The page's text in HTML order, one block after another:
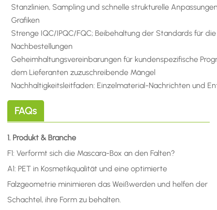
Stanzlinien, Sampling und schnelle strukturelle
Grafiken
Strenge IQC/IPQC/FQC; Beibehaltung der Standards für
Nachbestellungen
Geheimhaltungsvereinbarungen für kundenspezifische
dem Lieferanten zuzuschreibende Mängel
Nachhaltigkeitsleitfaden: Einzelmaterial-Nachrichten und
FAQs
1. Produkt & Branche
F1: Verformt sich die Mascara-Box an den Falten?
A1: PET in Kosmetikqualität und eine optimierte
Falzgeometrie minimieren das Weißwerden und helfen der
Schachtel, ihre Form zu behalten.